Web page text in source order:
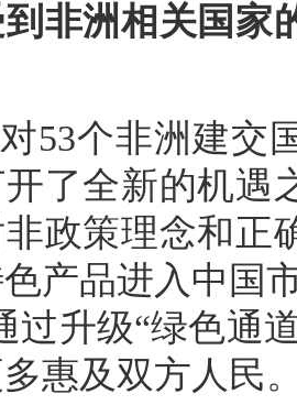
非洲相关国家
53个非洲建交
了全新的机遇
政策理念和正
产品进入中国
过升级“绿色通
惠及双方人民